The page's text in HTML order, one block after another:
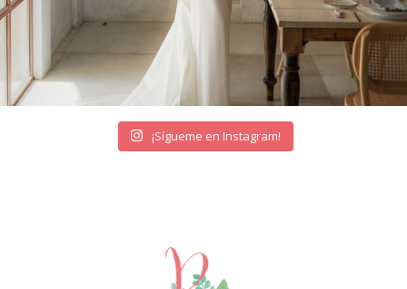
¡Sígueme en Instagram!